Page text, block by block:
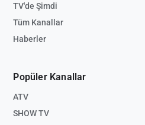
TV'de Şimdi
Tüm Kanallar
Haberler
Popüler Kanallar
ATV
SHOW TV